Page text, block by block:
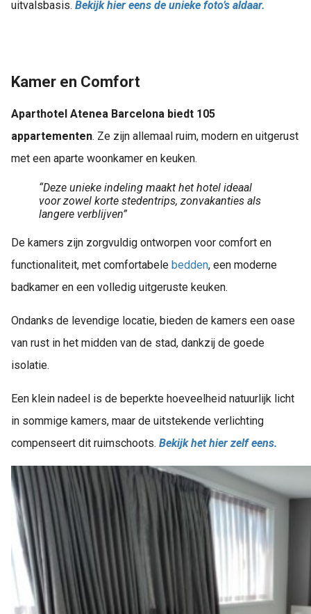
uitvalsbasis. Bekijk hier eens de unieke foto’s aldaar.
Kamer en Comfort
Aparthotel Atenea Barcelona biedt 105
appartementen. Ze zijn allemaal ruim, modern en uitgerust
met een aparte woonkamer en keuken.
“Deze unieke indeling maakt het hotel ideaal
voor zowel korte stedentrips, zonvakanties als
langere verblijven”
De kamers zijn zorgvuldig ontworpen voor comfort en
functionaliteit, met comfortabele bedden, een moderne
badkamer en een volledig uitgeruste keuken.
Ondanks de levendige locatie, bieden de kamers een oase
van rust in het midden van de stad, dankzij de goede
isolatie.
Een klein nadeel is de beperkte hoeveelheid natuurlijk licht
in sommige kamers, maar de uitstekende verlichting
compenseert dit ruimschoots. Bekijk het hier zelf eens.